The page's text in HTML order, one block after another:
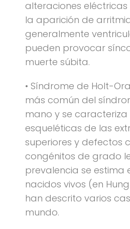
alteraciones
la aparición de
generalmente
pueden provocar
muerte súbita.
• Síndrome de Holt-
más común del
mano y se
esqueléticas de las
superiores y defectos
congénitos de grado
prevalencia se estima
nacidos vivos (en
han descrito varios
mundo.